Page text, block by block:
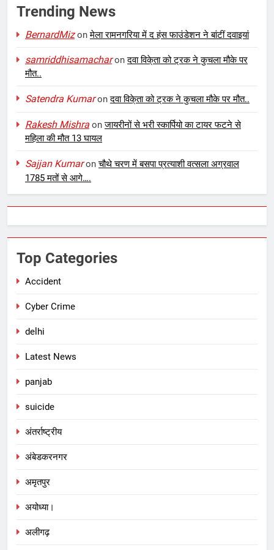
Trending News
BernardMizonमेला रामनगरिया में द हंस फाउंडेशन ने बांटीं दवाइयां
samriddhisamacharonदवा विके्ता को ट्रक ने कुचला मौके पर
मौत..
Satendra Kumaronदवा विके्ता को ट्रक ने कुचला मौके पर मौत..
Rakesh Mishra onजायरीनों से भरी स्कार्पियो का टायर फटने से
महिला की मौत 13 घायल
Sajjan Kumaronचौथे चरण में बसपा प्रत्याशी वत्सला अग्रवाल
1785 मतों से आगे….
Top Categories
Accident
Cyber Crime
delhi
Latest News
panjab
suicide
अंतर्राष्ट्रीय
अंबेडकरनगर
अमृतपुर
अयोध्या।
अलीगढ़